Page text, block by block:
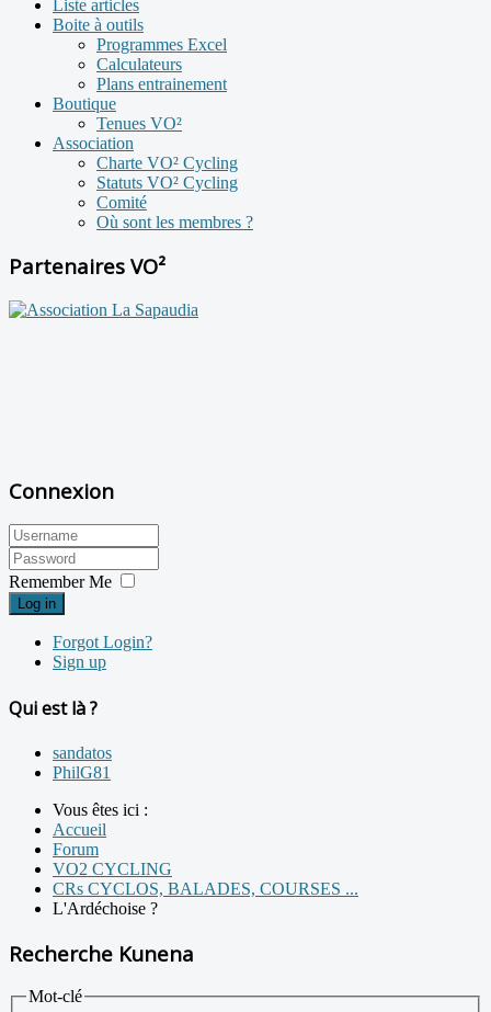
Liste articles
Boite à outils
Programmes Excel
Calculateurs
Plans entrainement
Boutique
Tenues VO²
Association
Charte VO² Cycling
Statuts VO² Cycling
Comité
Où sont les membres ?
Partenaires VO²
Connexion
Remember Me
Log in
Forgot Login?
Sign up
Qui est là ?
sandatos
PhilG81
Vous êtes ici :
Accueil
Forum
VO2 CYCLING
CRs CYCLOS, BALADES, COURSES ...
L'Ardéchoise ?
Recherche Kunena
Mot-clé